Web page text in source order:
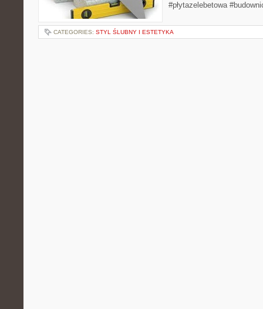
#płytazelebetowa
CATEGORIES: STYL ŚLUBNY I ESTETYKA